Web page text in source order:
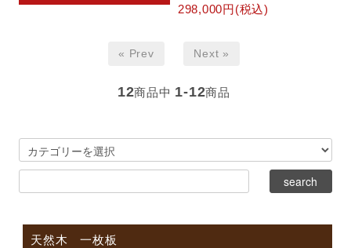
298,000円(税込)
« Prev Next »
12商品中 1-12商品
天然木 一枚板